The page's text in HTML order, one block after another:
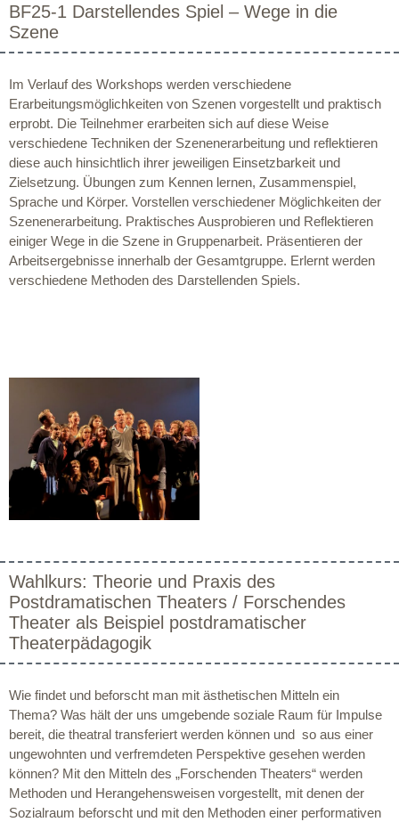
BF25-1 Darstellendes Spiel – Wege in die
Szene
Im Verlauf des Workshops werden verschiedene
Erarbeitungsmöglichkeiten von Szenen vorgestellt und praktisch
erprobt. Die Teilnehmer erarbeiten sich auf diese Weise
verschiedene Techniken der Szenenerarbeitung und reflektieren
diese auch hinsichtlich ihrer jeweiligen Einsetzbarkeit und
Zielsetzung. Übungen zum Kennen lernen, Zusammenspiel,
Sprache und Körper. Vorstellen verschiedener Möglichkeiten der
Szenenerarbeitung. Praktisches Ausprobieren und Reflektieren
einiger Wege in die Szene in Gruppenarbeit. Präsentieren der
Arbeitsergebnisse innerhalb der Gesamtgruppe. Erlernt werden
verschiedene Methoden des Darstellenden Spiels.
Wahlkurs: Theorie und Praxis des
Postdramatischen Theaters / Forschendes
Theater als Beispiel postdramatischer
Theaterpädagogik
Wie findet und beforscht man mit ästhetischen Mitteln ein
Thema? Was hält der uns umgebende soziale Raum für Impulse
bereit, die theatral transferiert werden können und so aus einer
ungewohnten und verfremdeten Perspektive gesehen werden
können? Mit den Mitteln des „Forschenden Theaters“ werden
Methoden und Herangehensweisen vorgestellt, mit denen der
Sozialraum beforscht und mit den Methoden einer performativen